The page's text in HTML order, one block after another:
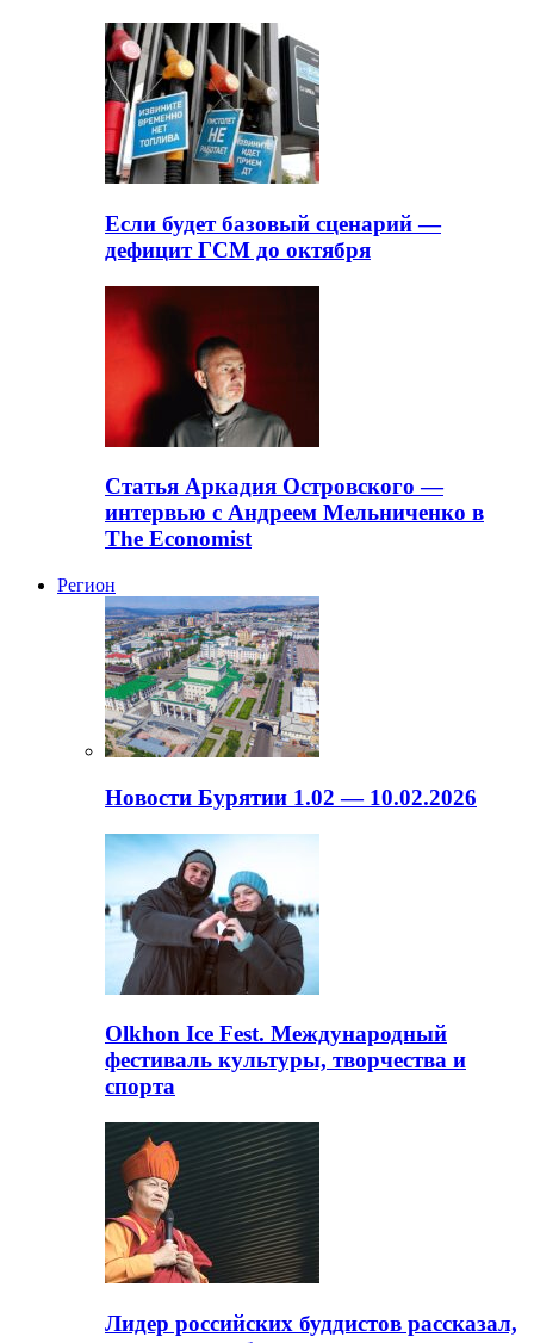
Если будет базовый сценарий —
дефицит ГСМ до октября
Статья Аркадия Островского —
интервью с Андреем Мельниченко в
The Economist
Регион
Новости Бурятии 1.02 — 10.02.2026
Olkhon Ice Fest. Международный
фестиваль культуры, творчества и
спорта
Лидер российских буддистов рассказал,